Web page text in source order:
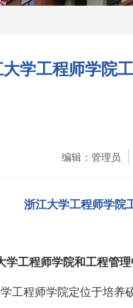
学工程师学院
编辑：管理员
浙江大学工程师学院
学工程师学院和工程管
工程师学院定位于培养